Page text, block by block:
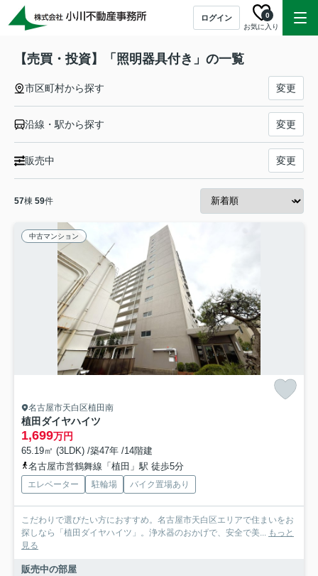
ログイン
お気に入り
0
【売買・投資】「照明器具付き」の一覧
市区町村から探す 変更
沿線・駅から探す 変更
販売中 変更
57棟 59件
中古マンション
名古屋市天白区植田南
植田ダイヤハイツ
1,699万円
65.19㎡ (3LDK) /築47年 /14階建
名古屋市営鶴舞線「植田」駅 徒歩5分
エレベーター 駐輪場 バイク置場あり
こだわりで選びたい方におすすめ。名古屋市天白区エリアで住まいをお
探しなら「植田ダイヤハイツ」。浄水器のおかげで、安全で美... もっと
見る
販売中の部屋